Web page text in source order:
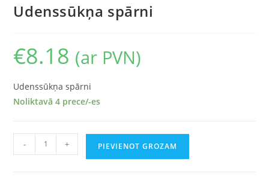
Udenssūkņa spārni
€8.18 (ar PVN)
Udenssūkņa spārni
Noliktavā 4 prece/-es
- + PIEVIENOT GROZAM